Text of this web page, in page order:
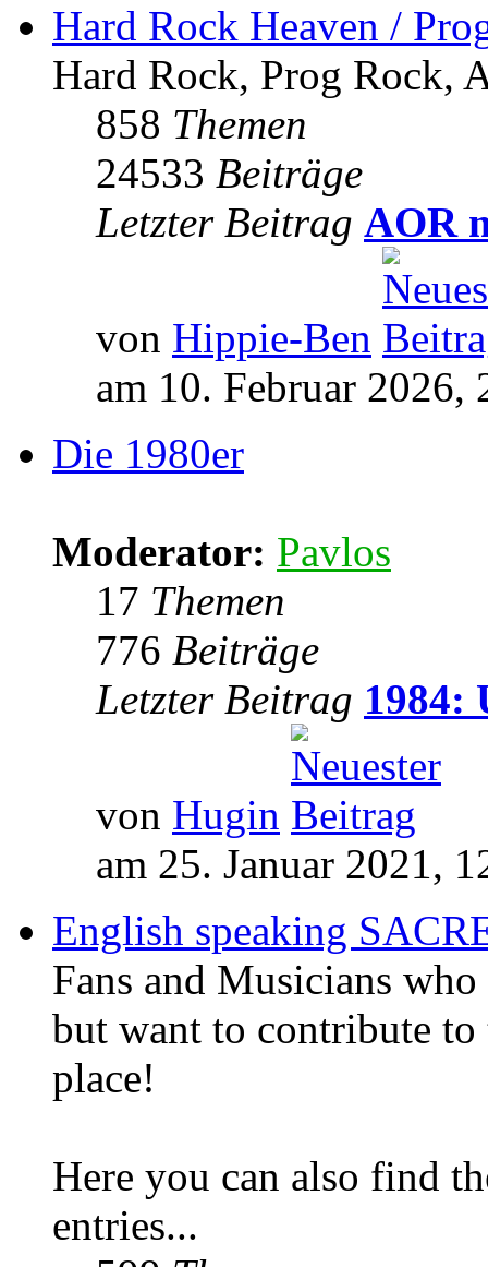
Hard Rock Heaven /
Hard Rock, Prog Rock,
858 Themen
24533 Beiträge
Letzter Beitrag AOR
von Hippie-Ben
am 10. Februar 2026,
Die 1980er
Moderator: Pavlos
17 Themen
776 Beiträge
Letzter Beitrag 1984:
von Hugin
am 25. Januar 2021,
English speaking
Fans and Musicians
but want to contribute to
place!
Here you can also find
entries...